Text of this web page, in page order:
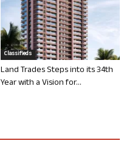
Classifieds
Land Trades Steps into its 34th
Year with a Vision for...